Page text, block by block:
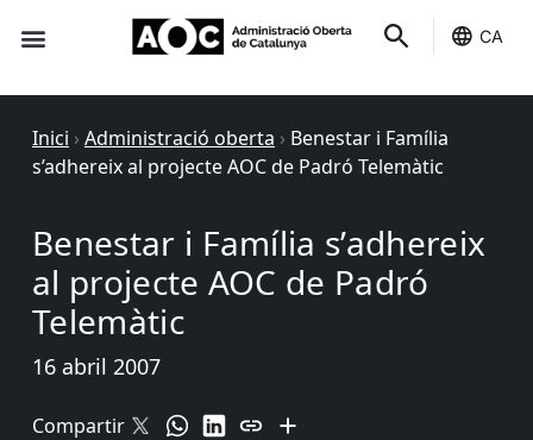
CA
Inici › Administració oberta › Benestar i Família
s’adhereix al projecte AOC de Padró Telemàtic
Benestar i Família s’adhereix
al projecte AOC de Padró
Telemàtic
16 abril 2007
Compartir